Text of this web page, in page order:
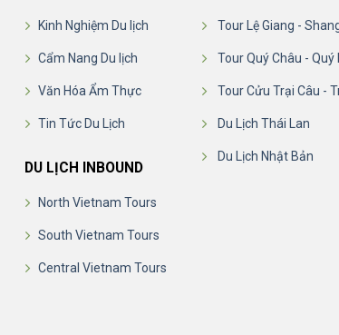
Kinh Nghiệm Du lịch
Cẩm Nang Du lịch
Văn Hóa Ẩm Thực
Tin Tức Du Lịch
DU LỊCH INBOUND
North Vietnam Tours
South Vietnam Tours
Central Vietnam Tours
Tour Lệ Giang -
Tour Quý Châu - Quý
Tour Cửu Trại Câu -
Du Lịch Thái Lan
Du Lịch Nhật Bản